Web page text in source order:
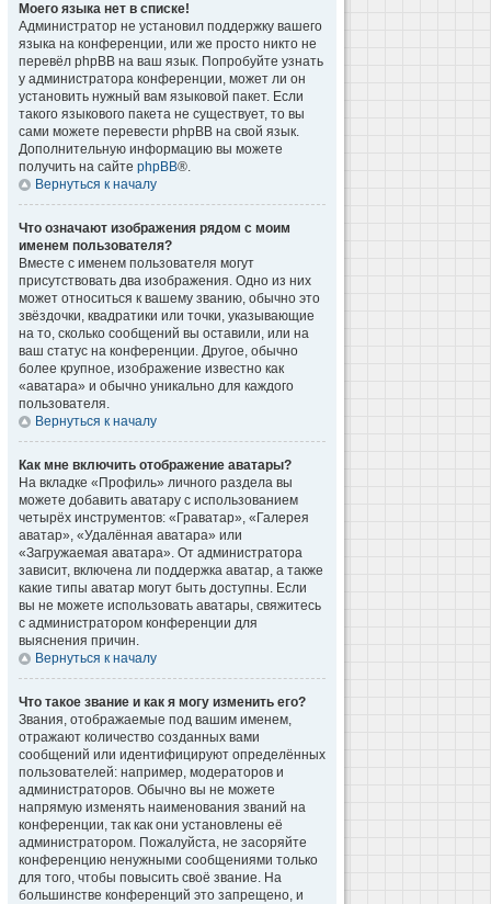
Моего языка нет в списке!
Администратор не установил поддержку вашего
языка на конференции, или же просто никто не
перевёл phpBB на ваш язык. Попробуйте узнать
у администратора конференции, может ли он
установить нужный вам языковой пакет. Если
такого языкового пакета не существует, то вы
сами можете перевести phpBB на свой язык.
Дополнительную информацию вы можете
получить на сайте phpBB®.
Вернуться к началу
Что означают изображения рядом с моим
именем пользователя?
Вместе с именем пользователя могут
присутствовать два изображения. Одно из них
может относиться к вашему званию, обычно это
звёздочки, квадратики или точки, указывающие
на то, сколько сообщений вы оставили, или на
ваш статус на конференции. Другое, обычно
более крупное, изображение известно как
«аватара» и обычно уникально для каждого
пользователя.
Вернуться к началу
Как мне включить отображение аватары?
На вкладке «Профиль» личного раздела вы
можете добавить аватару с использованием
четырёх инструментов: «Граватар», «Галерея
аватар», «Удалённая аватара» или
«Загружаемая аватара». От администратора
зависит, включена ли поддержка аватар, а также
какие типы аватар могут быть доступны. Если
вы не можете использовать аватары, свяжитесь
с администратором конференции для
выяснения причин.
Вернуться к началу
Что такое звание и как я могу изменить его?
Звания, отображаемые под вашим именем,
отражают количество созданных вами
сообщений или идентифицируют определённых
пользователей: например, модераторов и
администраторов. Обычно вы не можете
напрямую изменять наименования званий на
конференции, так как они установлены её
администратором. Пожалуйста, не засоряйте
конференцию ненужными сообщениями только
для того, чтобы повысить своё звание. На
большинстве конференций это запрещено, и